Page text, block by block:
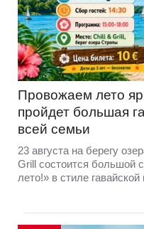
Провожаем лето
пройдет большая
всей семьи
23 августа на берегу
Grill состоится большой
лето!» в стиле гавайской